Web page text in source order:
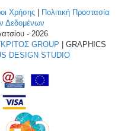
Χρήσης
Πολιτική Προστασία
Δεδομένων
- 2026
GROUP | GRAPHICS
DESIGN STUDIO